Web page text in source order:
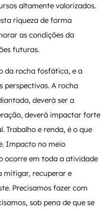
altamente valorizados.
riqueza de forma
as condições da
futuras.
da rocha fosfática, e a
perspectivas. A rocha
deverá ser a
deverá impactar forte
Trabalho e renda, é o que
Impacto no meio
ocorre em toda a atividade
mitigar, recuperar e
Precisamos fazer com
sob pena de que se